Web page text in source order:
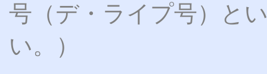
号（デ・ライプ号）と
い。）